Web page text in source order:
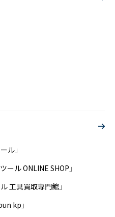
ル」
ール ONLINE SHOP」
工具買取専門館」
kp」